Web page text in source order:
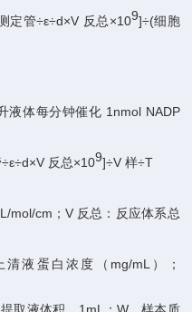
定管÷ε÷d×V 反总 ×109]÷(细胞
液体每分钟催化 1nmol NADP
÷ε÷d×V 反总×109]÷V 样÷T
L/mol/cm ； V 反总：反应体系总
清液蛋白浓度（ mg/mL ）；